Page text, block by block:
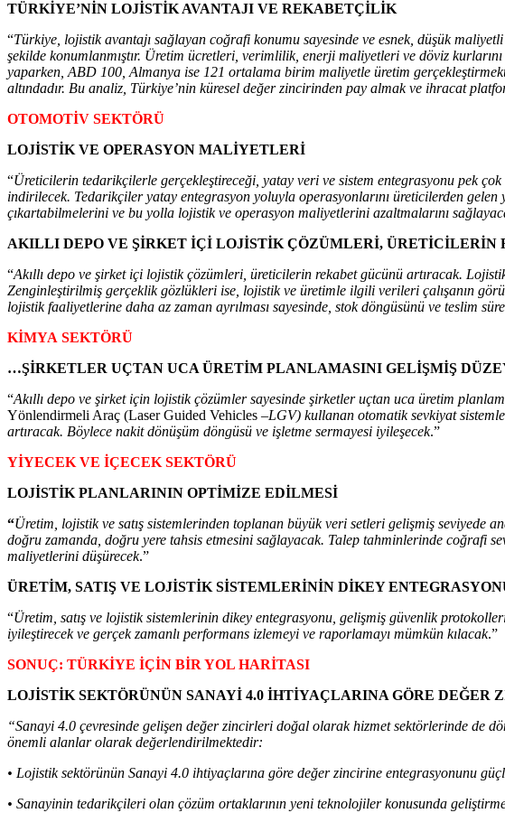
TÜRKİYE’NİN LOJİSTİK AVANTAJI VE REKABETÇİLİK
“Türkiye, lojistik avantajı sağlayan coğrafi konumu sayesinde ve esnek, düşük
şekilde konumlanmıştır. Üretim ücretleri, verimlilik, enerji maliyetleri ve döviz
yaparken, ABD 100, Almanya ise 121 ortalama birim maliyetle üretim
altındadır. Bu analiz, Türkiye’nin küresel değer zincirinden pay almak ve ihracat
OTOMOTİV SEKTÖRÜ
LOJİSTİK VE OPERASYON MALİYETLERİ
“Üreticilerin tedarikçilerle gerçekleştireceği, yatay veri ve sistem entegrasyonu pek
indirilecek. Tedarikçiler yatay entegrasyon yoluyla operasyonlarını üreticilerden
çıkartabilmelerini ve bu yolla lojistik ve operasyon maliyetlerini azaltmalarını
AKILLI DEPO VE ŞİRKET İÇİ LOJİSTİK ÇÖZÜMLERİ, ÜRETİCİLERİN
“Akıllı depo ve şirket içi lojistik çözümleri, üreticilerin rekabet gücünü artıracak.
Zenginleştirilmiş gerçeklik gözlükleri ise, lojistik ve üretimle ilgili verileri çalışanın
lojistik faaliyetlerine daha az zaman ayrılması sayesinde, stok döngüsünü ve teslim
KİMYA SEKTÖRÜ
…ŞİRKETLER UÇTAN UCA ÜRETİM PLANLAMASINI GELİŞMİŞ
“Akıllı depo ve şirket için lojistik çözümler sayesinde şirketler uçtan uca üretim
Yönlendirmeli Araç (Laser Guided Vehicles –LGV) kullanan otomatik sevkiyat
artıracak. Böylece nakit dönüşüm döngüsü ve işletme sermayesi iyileşecek.”
YİYECEK VE İÇECEK SEKTÖRÜ
LOJİSTİK PLANLARININ OPTİMİZE EDİLMESİ
“Üretim, lojistik ve satış sistemlerinden toplanan büyük veri setleri gelişmiş seviyede
doğru zamanda, doğru yere tahsis etmesini sağlayacak. Talep tahminlerinde coğrafi
maliyetlerini düşürecek.”
ÜRETİM, SATIŞ VE LOJİSTİK SİSTEMLERİNİN DİKEY
“Üretim, satış ve lojistik sistemlerinin dikey entegrasyonu, gelişmiş güvenlik
iyileştirecek ve gerçek zamanlı performans izlemeyi ve raporlamayı mümkün kılacak.”
SONUÇ: TÜRKİYE İÇİN BİR YOL HARİTASI
LOJİSTİK SEKTÖRÜNÜN SANAYİ 4.0 İHTİYAÇLARINA GÖRE DEĞER
“Sanayi 4.0 çevresinde gelişen değer zincirleri doğal olarak hizmet sektörlerinde de
önemli alanlar olarak değerlendirilmektedir:
• Lojistik sektörünün Sanayi 4.0 ihtiyaçlarına göre değer zincirine entegrasyonunu
• Sanayinin tedarikçileri olan çözüm ortaklarının yeni teknolojiler konusunda